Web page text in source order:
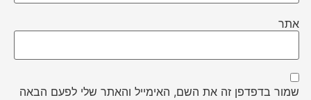
אתר
שמור בדפדפן זה את השם, האימייל והאתר שלי לפעם הבאה